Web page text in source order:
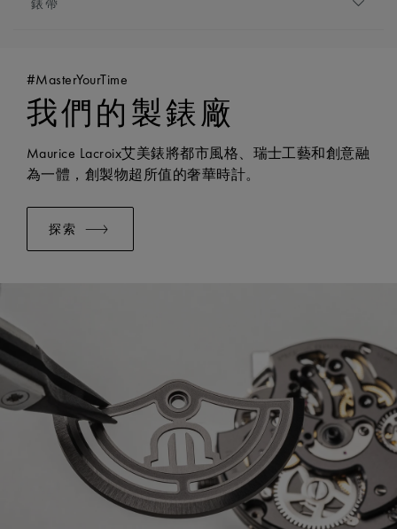
相容性:適用於FA1205等型號兼容
寬度:18毫米
是否設有簡易更換系統:是的
#MasterYourTime
我們的製錶廠
Maurice Lacroix艾美錶將都市風格、瑞士工藝和創意融
為一體，創製物超所值的奢華時計。
探索